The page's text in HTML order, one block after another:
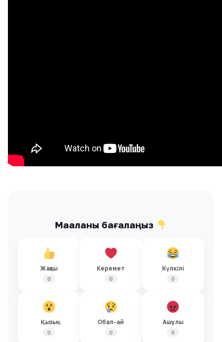
Мақаланы бағалаңыз
Жақсы
0
Керемет
0
Күлкілі
0
Қызық
0
Обал-ай
0
Ашулы
0